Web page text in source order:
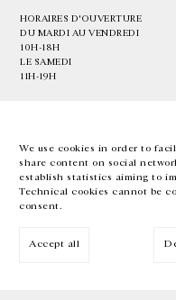
We use cookies in order to
share content on social
establish statistics aiming to
Technical cookies cannot be
consent.
Accept all
HORAIRES D'OUVERTURE
DU MARDI AU VENDREDI
10H-18H
LE SAMEDI
11H-19H
EN FR 中文 Facebook
Inscrivez-vous à notre newsletter